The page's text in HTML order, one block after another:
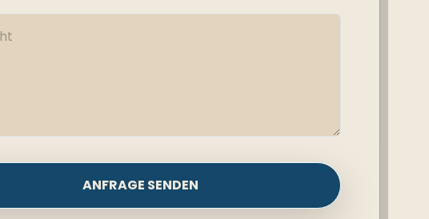
ANFRAGE SENDEN